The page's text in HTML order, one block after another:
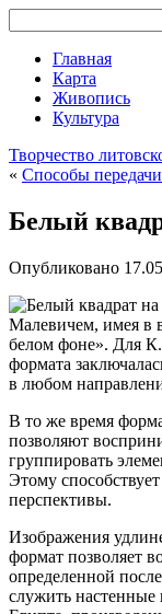
Главная
Карта
Живопись
Культура
Творчество
« Способы
Белый
Опубликовано
Малевичем, имея в
белом фоне». Для К.
формата
в любом
В то же время
позволяют
группировать
Этому
перспективы.
Изображения
формат позволяет
определенной
служить настенные